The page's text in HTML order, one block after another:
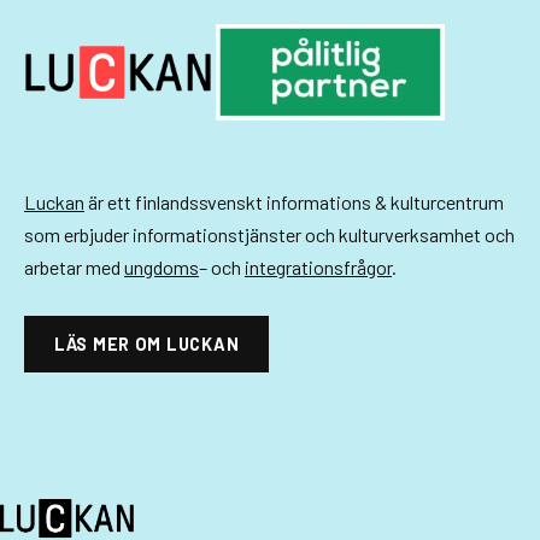
-
v
i
r
g
Luckan är ett finlandssvenskt informations & kulturcentrum
som erbjuder informationstjänster och kulturverksamhet och
arbetar med ungdoms– och integrationsfrågor.
LÄS MER OM LUCKAN